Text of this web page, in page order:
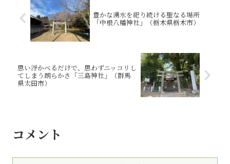
豊かな湧水を祀り続ける聖なる場所
「中根八幡神社」（栃木県栃木市）
思い浮かべるだけで、思わずニッコリし
てしまう朗らかさ「三島神社」（群馬
県太田市）
コメント